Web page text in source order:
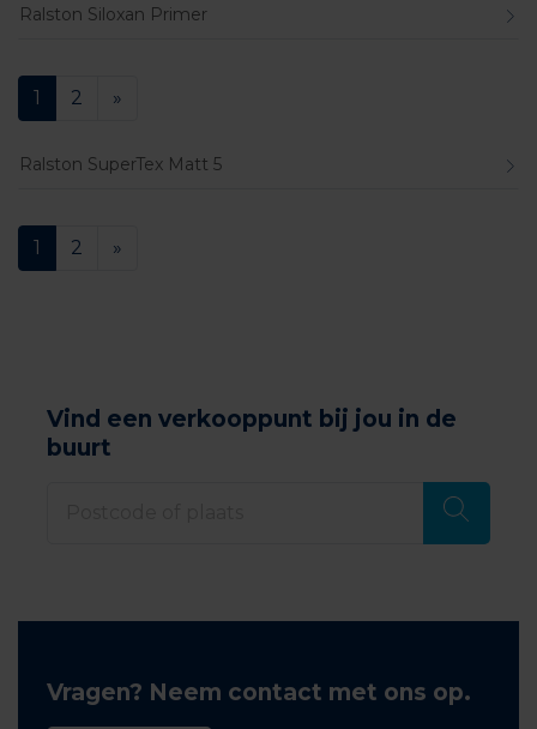
Ralston Siloxan Primer
1 2 »
Ralston SuperTex Matt 5
1 2 »
Vind een verkooppunt bij jou in de
buurt
Vragen? Neem contact met ons op.